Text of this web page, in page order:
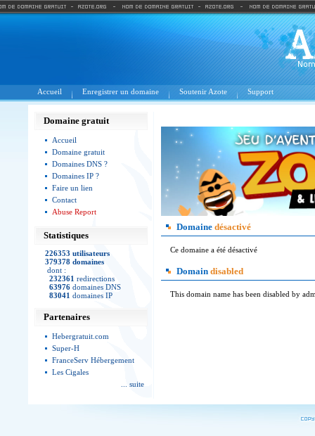
Accueil Enregistrer un domaine Soutenir Azote Support
Domaine gratuit
Accueil
Domaine gratuit
Domaines DNS ?
Domaines IP ?
Faire un lien
Contact
Abuse Report
Statistiques
226353 utilisateurs
379378 domaines
dont :
232361 redirections
63976 domaines DNS
83041 domaines IP
Partenaires
Hebergratuit.com
Super-H
FranceServ Hébergement
Les Cigales
... suite
Domaine désactivé
Ce domaine a été désactivé
Domain disabled
This domain name has been disabled by